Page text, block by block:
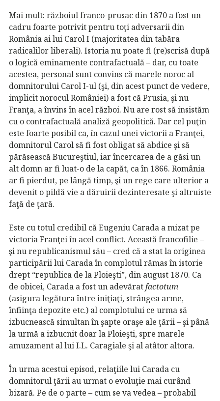
Mai mult: războiul franco-prusac din 1870 a fost un
cadru foarte potrivit pentru toţi adversarii din
România ai lui Carol I (majoritatea din tabăra
radicalilor liberali). Istoria nu poate fi (re)scrisă după
o logică eminamente contrafactuală – dar, cu toate
acestea, personal sunt convins că marele noroc al
domnitorului Carol I-ul (şi, din acest punct de vedere,
implicit norocul României) a fost că Prusia, şi nu
Franţa, a învins în acel război. Nu are rost să insistăm
cu o contrafactuală analiză geopolitică. Dar cel puţin
este foarte posibil ca, în cazul unei victorii a Franţei,
domnitorul Carol să fi fost obligat să abdice şi să
părăsească Bucureştiul, iar încercarea de a găsi un
alt domn ar fi luat-o de la capăt, ca în 1866. România
ar fi pierdut, pe lângă timp, şi un rege care ulterior a
devenit o pildă vie a dăruirii dezinteresate şi altruiste
faţă de ţară.
Este cu totul credibil că Eugeniu Carada a mizat pe
victoria Franţei în acel conflict. Această francofilie –
şi nu republicanismul său – cred că a stat la originea
participării lui Carada în complotul rămas în istorie
drept “republica de la Ploieşti”, din august 1870. Ca
de obicei, Carada a fost un adevărat factotum
(asigura legătura între iniţiaţi, strângea arme,
înfiinţa depozite etc.) al complotului ce urma să
izbucnească simultan în şapte oraşe ale ţării – şi până
la urmă a izbucnit doar la Ploieşti, spre marele
amuzament al lui I.L. Caragiale şi al atâtor altora.
În urma acestui episod, relaţiile lui Carada cu
domnitorul ţării au urmat o evoluţie mai curând
bizară. Pe de o parte – cum se va vedea – probabil